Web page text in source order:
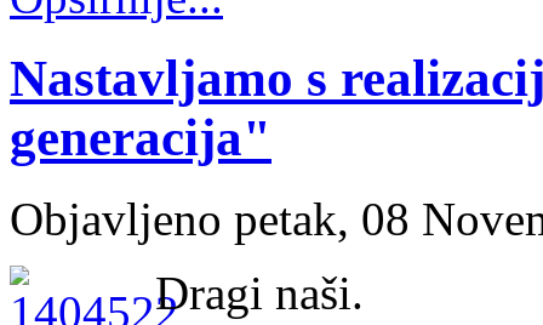
Nastavljamo s
generacija"
Objavljeno petak, 08
Dragi naši.